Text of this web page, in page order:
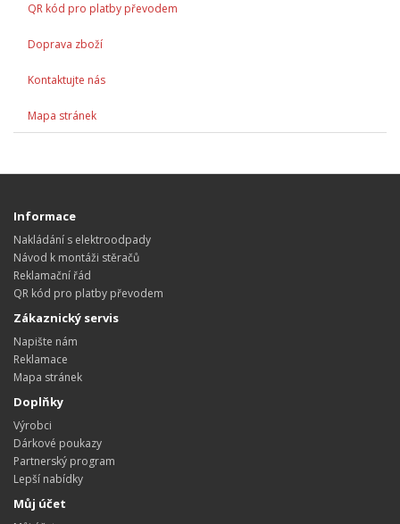
QR kód pro platby převodem
Doprava zboží
Kontaktujte nás
Mapa stránek
Informace
Nakládání s elektroodpady
Návod k montáži stěračů
Reklamační řád
QR kód pro platby převodem
Zákaznický servis
Napište nám
Reklamace
Mapa stránek
Doplňky
Výrobci
Dárkové poukazy
Partnerský program
Lepší nabídky
Můj účet